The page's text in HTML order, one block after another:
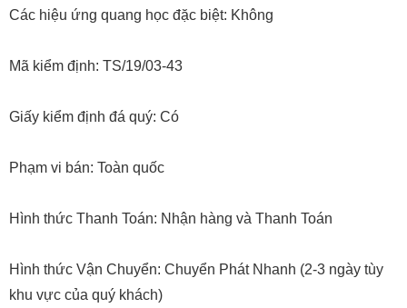
Các hiệu ứng quang học đặc biệt: Không
Mã kiểm định: TS/19/03-43
Giấy kiểm định đá quý: Có
Phạm vi bán: Toàn quốc
Hình thức Thanh Toán: Nhận hàng và Thanh Toán
Hình thức Vận Chuyển: Chuyển Phát Nhanh (2-3 ngày tùy
khu vực của quý khách)